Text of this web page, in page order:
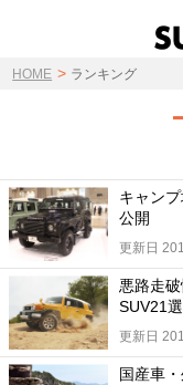
HOME > ランキング
キャン
公開
更新日
悪路走
SUV21選
更新日
国産車